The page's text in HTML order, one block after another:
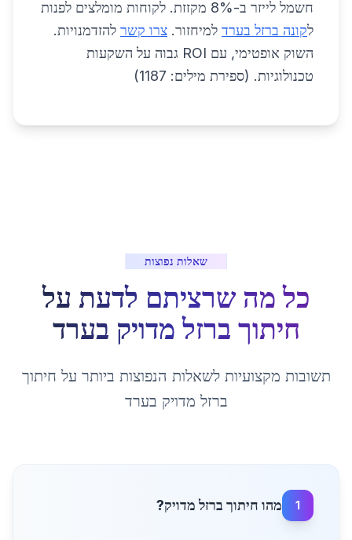
חשמל לייזר ב-8% מקזזת. לקוחות מומלצים לפנות
לקונה ברזל בערד למיחזור. צרו קשר להזדמנויות.
השוק אופטימי, עם ROI גבוה על השקעות
טכנולוגיות. (ספירת מילים: 1187)
שאלות נפוצות
כל מה שרציתם לדעת על
חיתוך ברזל מדויק בערד
תשובות מקצועיות לשאלות הנפוצות ביותר על חיתוך
ברזל מדויק בערד
1 מהו חיתוך ברזל מדויק?